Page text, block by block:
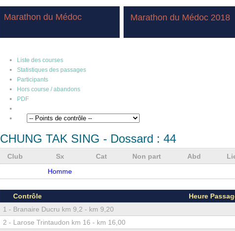
Marathon du Médoc Marathon du Médoc 2018
Liste des courses
Statistiques des passages
Participants
Hors course / abandons
PDF
CHUNG TAK SING - Dossard : 44
Club Sx Cat Non part Abd
Homme
Contrôle Heure
1 - Branaire Ducru km 9,2 - km 9,20
2 - Larose Trintaudon km 16 - km 16,00